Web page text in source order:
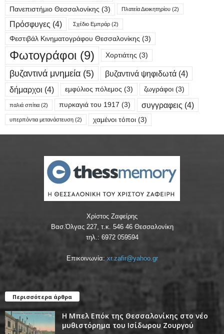
Πανεπιστήμιο Θεσσαλονίκης (3) Πλατεία Διοικητηρίου (2)
Πρόσφυγες (4) Σχέδιο Εμπράρ (2)
Φεστιβάλ Κινηματογράφου Θεσσαλονίκης (3)
Φωτογράφοι (9) Χορτιάτης (3)
βυζαντινά μνημεία (5) βυζαντινά ψηφιδωτά (4)
δήμαρχοι (4) εμφύλιος πόλεμος (3) ζωγράφοι (3)
παλιά σπίτια (2) πυρκαγιά του 1917 (3) συγγραφεις (4)
υπερπόντια μετανάστευση (2) χαμένοι τόποι (3)
Χρίστος Ζαφείρης
Βασ.Όλγας 227, τ.κ. 546 46 Θεσσαλονίκη
τηλ.: 6972 059594
Επικοινωνία: xr.zafir@yahoo.gr
Περισσότερα άρθρα
Η Μπελ Επόκ της Θεσσαλονίκης στο νέο
μυθιστόρημα του Ισίδωρου Ζουργού